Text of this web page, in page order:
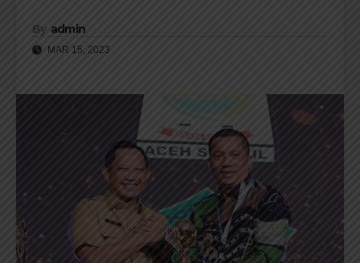
By admin
MAR 15, 2023